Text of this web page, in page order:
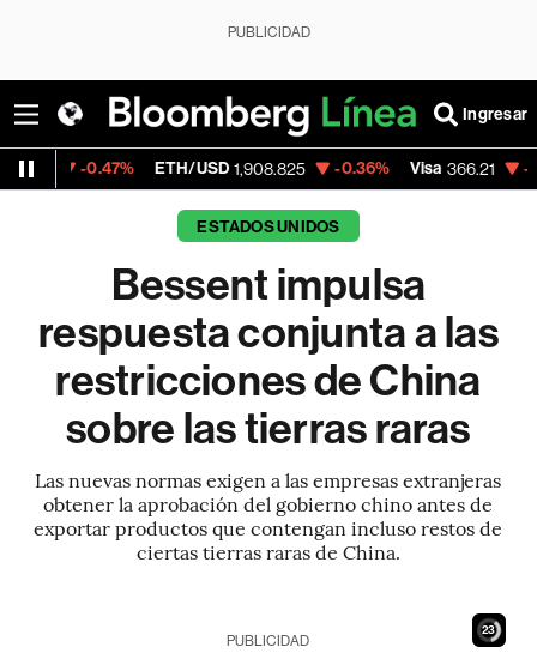
PUBLICIDAD
Ingresar
ETH/USD 1,908.825 -0.36% Visa 366.21 -0.63%
ESTADOS UNIDOS
Bessent impulsa
respuesta conjunta a las
restricciones de China
sobre las tierras raras
Las nuevas normas exigen a las empresas extranjeras
obtener la aprobación del gobierno chino antes de
exportar productos que contengan incluso restos de
ciertas tierras raras de China.
21
PUBLICIDAD